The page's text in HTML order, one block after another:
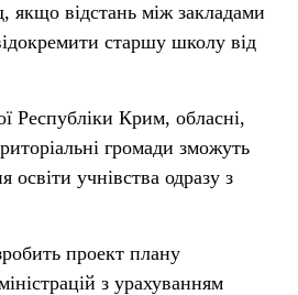
якщо відстань між закладами
старшу школу від
Республіки Крим, обласні,
громади зможуть
освіти учнівства одразу з
проект плану
з урахуванням